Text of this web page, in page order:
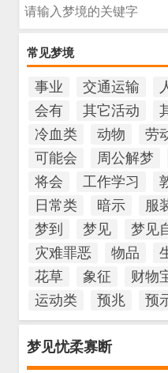
常见梦境
事业 交通运输
会有
其它活动
冷血类
动物 劳
可能会
周公解梦
将会
工作学习
日常类
暗示 服
梦到
梦见 梦见
灾难罪恶
物品
花草
象征 财物
运动类
预兆 预
梦见忧柔寡断